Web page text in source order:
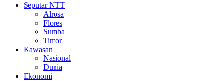
Seputar NTT
Alrosa
Flores
Sumba
Timor
Kawasan
Nasional
Dunia
Ekonomi